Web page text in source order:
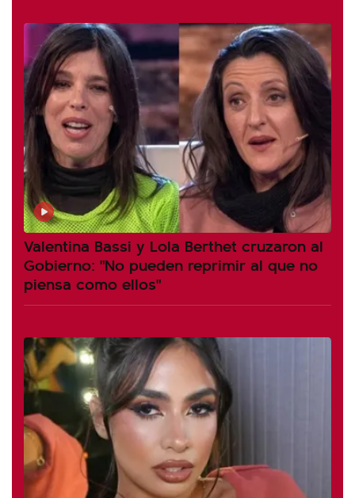
Valentina Bassi y Lola Berthet cruzaron al
Gobierno: "No pueden reprimir al que no
piensa como ellos"